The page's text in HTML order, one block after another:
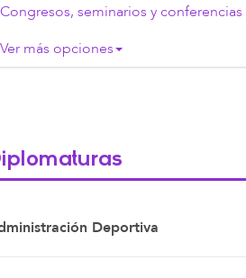
Congresos, seminarios y conferencias
Ver más opciones
Deportiva